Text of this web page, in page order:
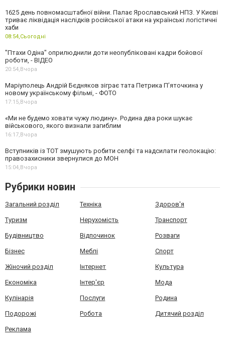
1625 день повномасштабної війни. Палає Ярославський НПЗ. У Києві
триває ліквідація наслідків російської атаки на українські логістичні
хаби
08:54,Сьогодні
"Птахи Одіна" оприлюднили доти неопубліковані кадри бойової
роботи, - ВІДЕО
20:54,Вчора
Маріуполець Андрій Бєдняков зіграє тата Петрика П’яточкина у
новому українському фільмі, - ФОТО
17:15,Вчора
«Ми не будемо ховати чужу людину». Родина два роки шукає
військового, якого визнали загиблим
16:17,Вчора
Вступників із ТОТ змушують робити селфі та надсилати геолокацію:
правозахисники звернулися до МОН
15:04,Вчора
Рубрики новин
Загальний розділ Техніка Здоров'я
Туризм Нерухомість Транспорт
Будівництво Відпочинок Розваги
Бізнес Меблі Спорт
Жіночий розділ Інтернет Культура
Економіка Інтер'єр Мода
Кулінарія Послуги Родина
Подорожі Робота Дитячий розділ
Реклама